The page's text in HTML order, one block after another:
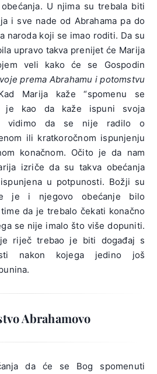
U njima su trebala biti
i sve nade od Abrahama pa do
naroda koji se imao roditi. Da su
upravo takva prenijet će Marija
veli kako će se Gospodin
prema Abrahamu i potomstvu
Marija kaže “spomenu se
je kao da kaže ispuni svoja
vidimo da se nije radilo o
ili kratkoročnom ispunjenju
konačnom. Očito je da nam
izriče da su takva obećanja
u potpunosti. Božji su
je i njegovo obećanje bilo
da je trebalo čekati konačno
se nije imalo što više dopuniti.
riječ trebao je biti događaj s
nakon kojega jedino još
Abrahamovo
da će se Bog spomenuti